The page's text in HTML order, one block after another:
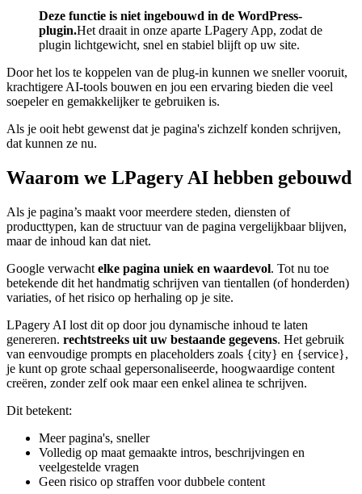
Deze functie is niet ingebouwd in de WordPress-
plugin.Het draait in onze aparte LPagery App, zodat de
plugin lichtgewicht, snel en stabiel blijft op uw site.
Door het los te koppelen van de plug-in kunnen we sneller vooruit,
krachtigere AI-tools bouwen en jou een ervaring bieden die veel
soepeler en gemakkelijker te gebruiken is.
Als je ooit hebt gewenst dat je pagina's zichzelf konden schrijven,
dat kunnen ze nu.
Waarom we LPagery AI hebben gebouwd
Als je pagina’s maakt voor meerdere steden, diensten of
producttypen, kan de structuur van de pagina vergelijkbaar blijven,
maar de inhoud kan dat niet.
Google verwacht elke pagina uniek en waardevol. Tot nu toe
betekende dit het handmatig schrijven van tientallen (of honderden)
variaties, of het risico op herhaling op je site.
LPagery AI lost dit op door jou dynamische inhoud te laten
genereren. rechtstreeks uit uw bestaande gegevens. Het gebruik
van eenvoudige prompts en placeholders zoals {city} en {service},
je kunt op grote schaal gepersonaliseerde, hoogwaardige content
creëren, zonder zelf ook maar een enkel alinea te schrijven.
Dit betekent:
Meer pagina's, sneller
Volledig op maat gemaakte intros, beschrijvingen en
veelgestelde vragen
Geen risico op straffen voor dubbele content